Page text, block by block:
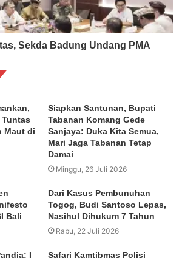
Sekda Badung Undang PMA
Maut di
Siapkan Santunan, Bupati
Tabanan Komang Gede
Sanjaya: Duka Kita Semua,
Mari Jaga Tabanan Tetap
Damai
Minggu, 26 Juli 2026
Bali
Dari Kasus Pembunuhan
Togog, Budi Santoso Lepas,
Nasihul Dihukum 7 Tahun
Rabu, 22 Juli 2026
I
Safari Kamtibmas Polisi